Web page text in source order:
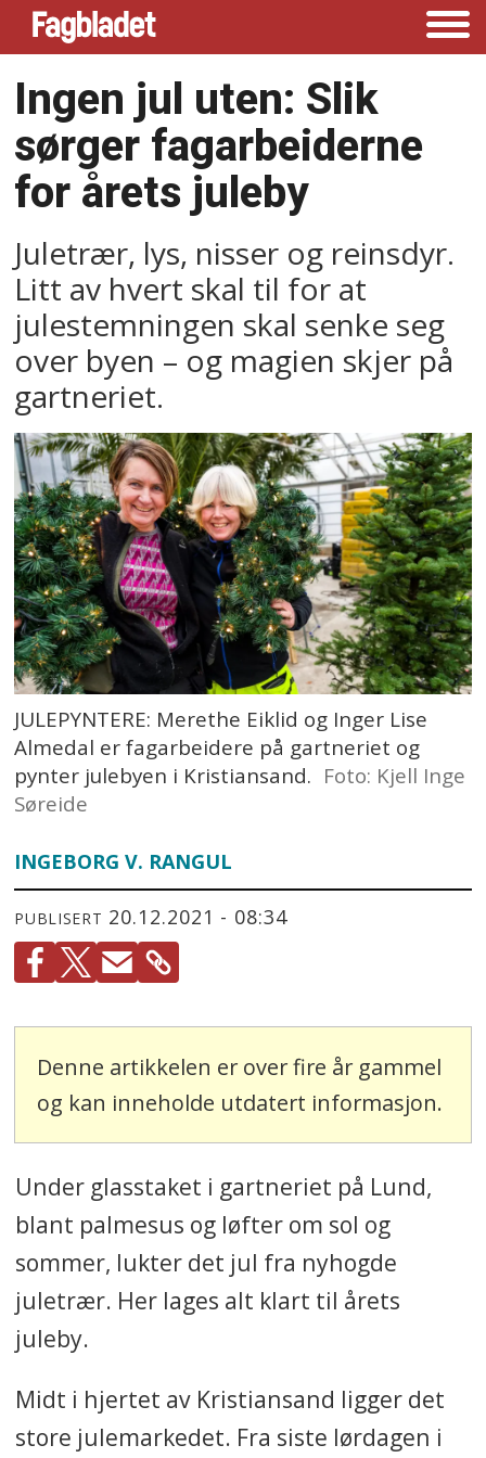
Ingen jul uten: Slik
sørger fagarbeiderne
for årets juleby
Juletrær, lys, nisser og reinsdyr.
Litt av hvert skal til for at
julestemningen skal senke seg
over byen – og magien skjer på
gartneriet.
JULEPYNTERE: Merethe Eiklid og Inger Lise
Almedal er fagarbeidere på gartneriet og
pynter julebyen i Kristiansand. Foto: Kjell Inge
Søreide
INGEBORG V. RANGUL
PUBLISERT 20.12.2021 - 08:34
Denne artikkelen er over fire år gammel
og kan inneholde utdatert informasjon.
Under glasstaket i gartneriet på Lund,
blant palmesus og løfter om sol og
sommer, lukter det jul fra nyhogde
juletrær. Her lages alt klart til årets
juleby.
Midt i hjertet av Kristiansand ligger det
store julemarkedet. Fra siste lørdagen i